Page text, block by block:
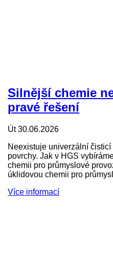
Silnější chemie
pravé řešení
Út 30.06.2026
Neexistuje univerzální
povrchy. Jak v HGS
chemii pro průmyslové
úklidovou chemii pro
Více informací